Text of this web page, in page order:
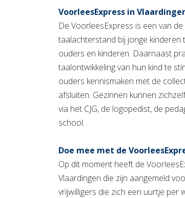
VoorleesExpress in
De VoorleesExpress is een van
taalachterstand bij jonge kinderen
ouders en kinderen. Daarnaast
taalontwikkeling van hun kind te
ouders kennismaken met de
afsluiten. Gezinnen kunnen
via het CJG, de logopedist, de
school.
Doe mee met de
Op dit moment heeft de
Vlaardingen die zijn aangemeld
vrijwilligers die zich een uurtje per